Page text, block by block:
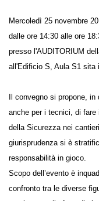
Mercoledì 25 novembre
dalle ore 14:30 alle ore
presso l'AUDITORIUM
all'Edificio S, Aula S1 sita
Il convegno si propone,
anche per i tecnici, di fare
della Sicurezza nei
giurisprudenza si è
le responsabilità in gioco.
Scopo dell’evento è
confronto tra le diverse